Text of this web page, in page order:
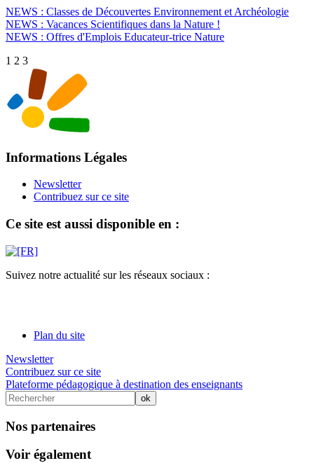
NEWS : Classes de Découvertes Environnement et Archéologie
NEWS : Vacances Scientifiques dans la Nature !
NEWS : Offres d'Emplois Educateur-trice Nature
1 2 3
Informations Légales
Newsletter
Contribuez sur ce site
Ce site est aussi disponible en :
Suivez notre actualité sur les réseaux sociaux :
Plan du site
Newsletter
Contribuez sur ce site
Plateforme pédagogique à destination des enseignants
Nos partenaires
Voir également